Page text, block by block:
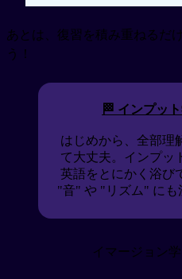
あとは、復習を積み重ねるだ
う！
🏁 インプッ
はじめから、全部理
て大丈夫。インプッ
英語をとにかく浴び
"音" や "リズム" にも
イマージョン